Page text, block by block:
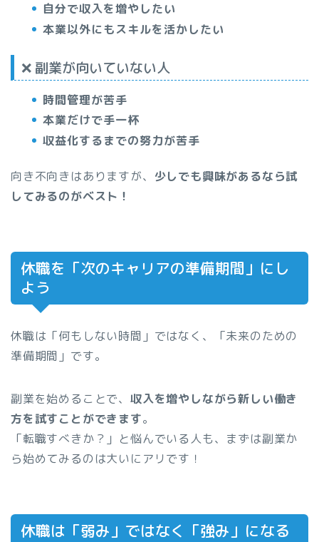
自分で収入を増やしたい
本業以外にもスキルを活かしたい
❌ 副業が向いていない人
時間管理が苦手
本業だけで手一杯
収益化するまでの努力が苦手
向き不向きはありますが、 少しでも興味があるなら試
してみるのがベスト！
休職を「次のキャリアの準備期間」にし
よう
休職は「何もしない時間」ではなく、「未来のための
準備期間」です。
副業を始めることで、 収入を増やしながら新しい働き
方を試すことができます。
「転職すべきか？」と悩んでいる人も、まずは副業か
ら始めてみるのは大いにアリです！
休職は「弱み」ではなく「強み」になる